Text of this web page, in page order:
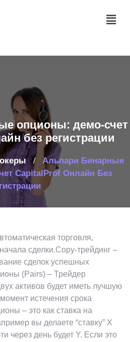
опционы: демо-счет
без регистрации
/
Альпари Бинарные
CapitalProf Онлайн Без
торговля,
сделки.Copy-трейдинг –
сделок успешных
(Pairs) – Трейдер
активов будет иметь лучшую
истечения срока
– это как ставка на
вы делаете “ставку” X
через день будет Y. Если это